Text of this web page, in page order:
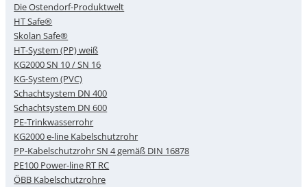
Die Ostendorf-Produktwelt
HT Safe®
Skolan Safe®
HT-System (PP) weiß
KG2000 SN 10 / SN 16
KG-System (PVC)
Schachtsystem DN 400
Schachtsystem DN 600
PE-Trinkwasserrohr
KG2000 e-line Kabelschutzrohr
PP-Kabelschutzrohr SN 4 gemäß DIN 16878
PE100 Power-line RT RC
ÖBB Kabelschutzrohre